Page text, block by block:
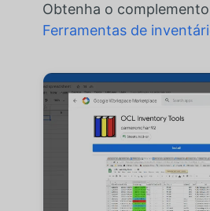
Obtenha o
Ferramentas de